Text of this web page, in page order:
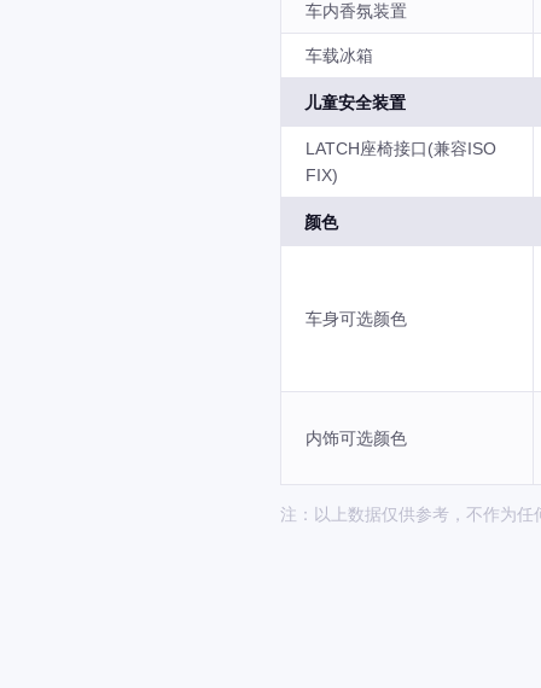
车内香氛装置
车载冰箱
儿童安全装置
LATCH座椅接口(兼容ISO
FIX)
颜色
车身可选颜色
内饰可选颜色
注：以上数据仅供参考，不作为